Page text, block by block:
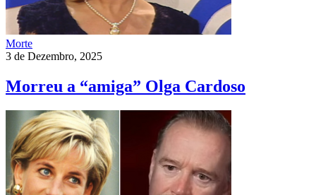
Morte
3 de Dezembro, 2025
Morreu a “amiga” Olga Cardoso